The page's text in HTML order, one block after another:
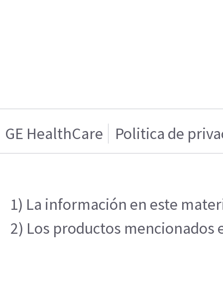
GE HealthCare Politica de
1) La información en este
2) Los productos mencionados